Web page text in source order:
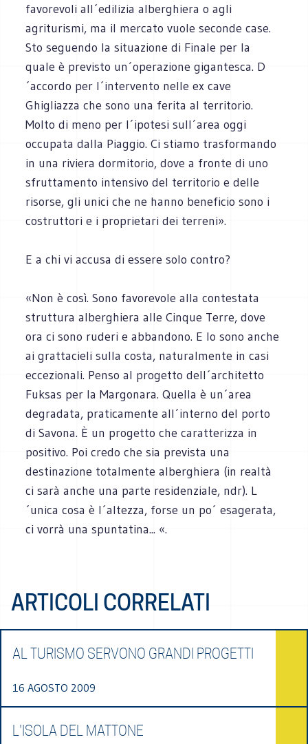
favorevoli all´edilizia alberghiera o agli
agriturismi, ma il mercato vuole seconde case.
Sto seguendo la situazione di Finale per la
quale è previsto un´operazione gigantesca. D
´accordo per l´intervento nelle ex cave
Ghigliazza che sono una ferita al territorio.
Molto di meno per l´ipotesi sull´area oggi
occupata dalla Piaggio. Ci stiamo trasformando
in una riviera dormitorio, dove a fronte di uno
sfruttamento intensivo del territorio e delle
risorse, gli unici che ne hanno beneficio sono i
costruttori e i proprietari dei terreni».
E a chi vi accusa di essere solo contro?
«Non è così. Sono favorevole alla contestata
struttura alberghiera alle Cinque Terre, dove
ora ci sono ruderi e abbandono. E lo sono anche
ai grattacieli sulla costa, naturalmente in casi
eccezionali. Penso al progetto dell´architetto
Fuksas per la Margonara. Quella è un´area
degradata, praticamente all´interno del porto
di Savona. È un progetto che caratterizza in
positivo. Poi credo che sia prevista una
destinazione totalmente alberghiera (in realtà
ci sarà anche una parte residenziale, ndr). L
´unica cosa è l´altezza, forse un po´ esagerata,
ci vorrà una spuntatina... «.
ARTICOLI CORRELATI
AL TURISMO SERVONO GRANDI PROGETTI
16 AGOSTO 2009
L'ISOLA DEL MATTONE